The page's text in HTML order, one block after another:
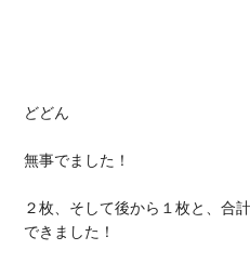
どどん
無事でました！
２枚、そして後から１枚と、合
できました！